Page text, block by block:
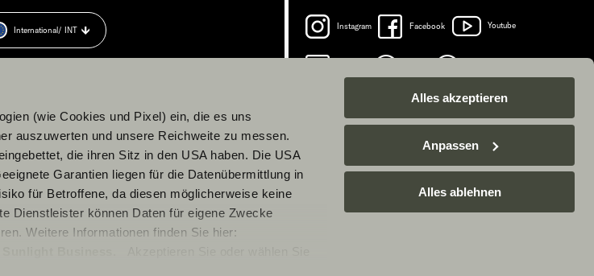
(wie Cookies und Pixel) ein, die es uns
auszuwerten und unsere Reichweite zu messen.
die ihren Sitz in den USA haben. Die USA
Garantien liegen für die Datenübermittlung in
für Betroffene, da diesen möglicherweise keine
Dienstleister können Daten für eigene Zwecke
Weitere Informationen finden Sie hier:
Alles akzeptieren
Anpassen
Alles ablehnen
Instagram Facebook Youtube
International/ INT